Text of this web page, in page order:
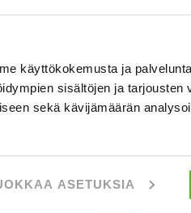
käyttökokemusta ja
sisältöjen ja
sekä kävijämäärän
ASETUKSIA